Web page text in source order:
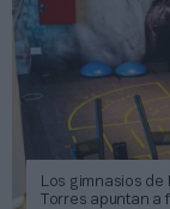
Los gimnasios de
Torres apuntan a